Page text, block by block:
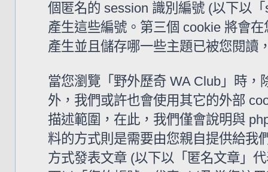
個匿名的 session 識別編號 (以下以
產生這些編號。第三個 cookie 將會
產生並且儲存哪一些主題已被您閱讀
當您瀏覽「野外歷奇 WA Club」時
外，我們或許也會使用其它的外部
描述範圍，在此，我們僅會說明與
料的方式則是需要由您親自提供給我
方式發表文章 (以下以「匿名文章」